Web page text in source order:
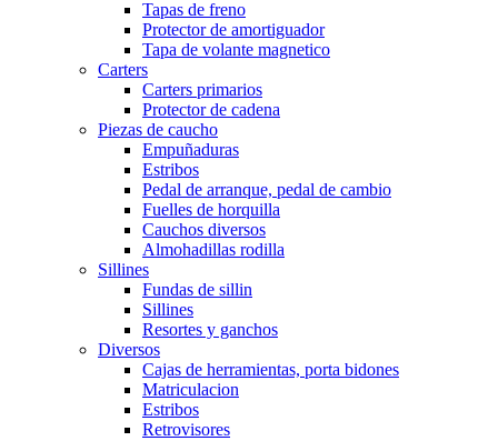
Tapas de freno
Protector de amortiguador
Tapa de volante magnetico
Carters
Carters primarios
Protector de cadena
Piezas de caucho
Empuñaduras
Estribos
Pedal de arranque, pedal de cambio
Fuelles de horquilla
Cauchos diversos
Almohadillas rodilla
Sillines
Fundas de sillin
Sillines
Resortes y ganchos
Diversos
Cajas de herramientas, porta bidones
Matriculacion
Estribos
Retrovisores